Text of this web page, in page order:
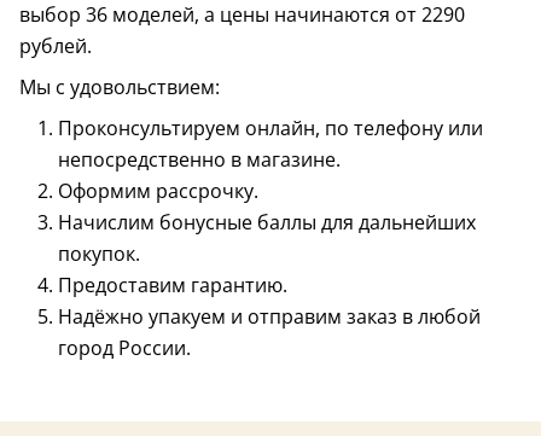
выбор 36 моделей, а цены начинаются от 2290
рублей.
Мы с удовольствием:
Проконсультируем онлайн, по телефону или
непосредственно в магазине.
Оформим рассрочку.
Начислим бонусные баллы для дальнейших
покупок.
Предоставим гарантию.
Надёжно упакуем и отправим заказ в любой
город России.